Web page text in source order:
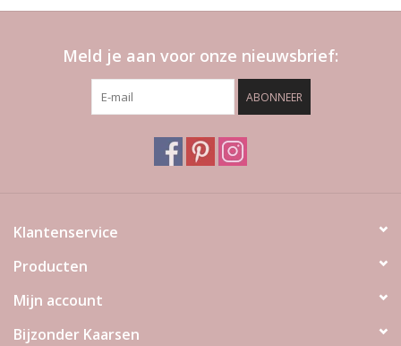
Meld je aan voor onze nieuwsbrief:
ABONNEER
Klantenservice
Producten
Mijn account
Bijzonder Kaarsen